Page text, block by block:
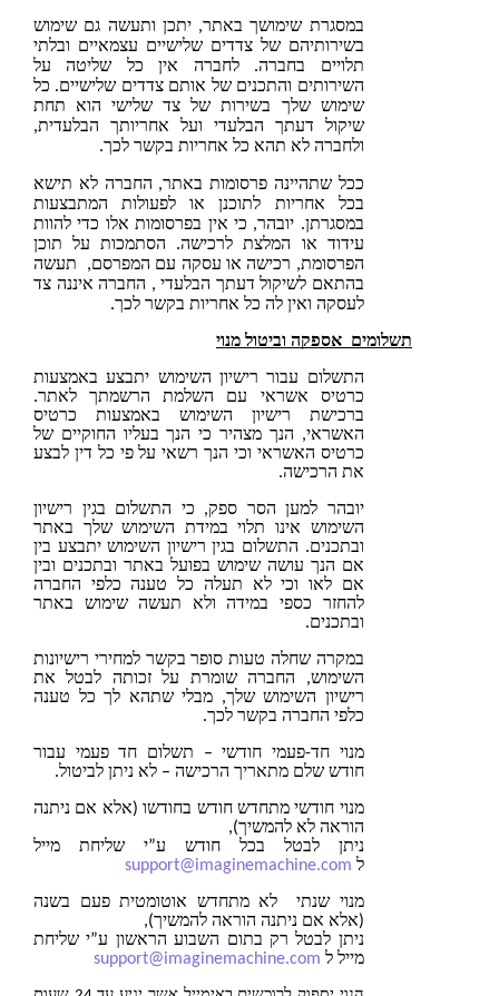
במסגרת שימושך באתר, יתכן ותעשה גם שימוש
בשירותיהם של צדדים שלישיים עצמאיים ובלתי
תלויים בחברה. לחברה אין כל שליטה על
השירותים והתכנים של אותם צדדים שלישיים. כל
שימוש שלך בשירות של צד שלישי הוא תחת
שיקול דעתך הבלעדי ועל אחריותך הבלעדית,
ולחברה לא תהא כל אחריות בקשר לכך.
ככל שתהיינה פרסומות באתר, החברה לא תישא
בכל אחריות לתוכנן או לפעולות המתבצעות
במסגרתן. יובהר, כי אין בפרסומות אלו כדי להוות
עידוד או המלצת לרכישה. הסתמכות על תוכן
הפרסומת, רכישה או עסקה עם המפרסם, תעשה
בהתאם לשיקול דעתך הבלעדי , החברה איננה צד
לעסקה ואין לה כל אחריות בקשר לכך.
אספקה וביטול מנוי
התשלום עבור רישיון השימוש יתבצע באמצעות
כרטיס אשראי עם השלמת הרשמתך לאתר.
ברכישת רישיון השימוש באמצעות כרטיס
האשראי, הנך מצהיר כי הנך בעליו החוקיים של
כרטיס האשראי וכי הנך רשאי על פי כל דין לבצע
יובהר למען הסר ספק, כי התשלום בגין רישיון
השימוש אינו תלוי במידת השימוש שלך באתר
ובתכנים. התשלום בגין רישיון השימוש יתבצע בין
אם הנך עושה שימוש בפועל באתר ובתכנים ובין
אם לאו וכי לא תעלה כל טענה כלפי החברה
להחזר כספי במידה ולא תעשה שימוש באתר
במקרה שחלה טעות סופר בקשר למחירי רישיונות
השימוש, החברה שומרת על זכותה לבטל את
רישיון השימוש שלך, מבלי שתהא לך כל טענה
כלפי החברה בקשר לכך.
מנוי חד-פעמי חודשי – תשלום חד פעמי עבור
חודש שלם מתאריך הרכישה – לא ניתן לביטול.
מנוי חודשי מתחדש חודש בחודשו (אלא אם ניתנה
הוראה לא להמשיך),
ניתן לבטל בכל חודש ע”י שליחת מייל
support@imaginemachine.com
מנוי שנתי לא מתחדש אוטומטית פעם בשנה
(אלא אם ניתנה הוראה להמשיך),
ניתן לבטל רק בתום השבוע הראשון ע”י שליחת
support@imaginemachine.com